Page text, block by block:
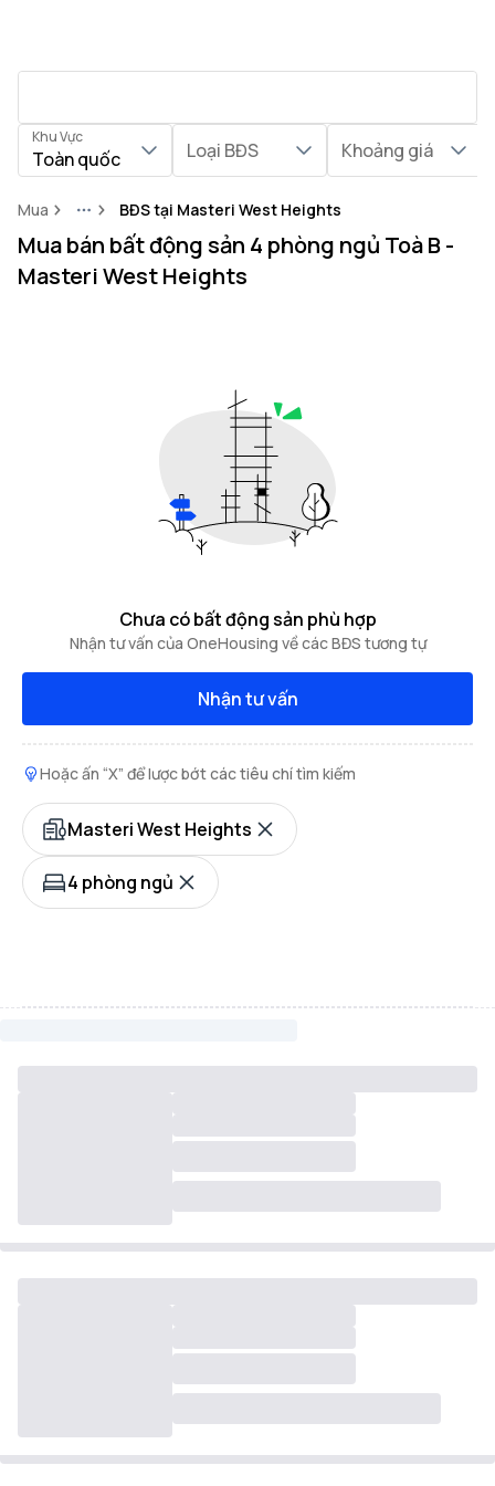
Khu Vực
Toàn quốc Loại BĐS Khoảng giá
Mua MoreBĐS tại Masteri West Heights
Mua bán bất động sản 4 phòng ngủ Toà B -
Masteri West Heights
Chưa có bất động sản phù hợp
Nhận tư vấn của OneHousing về các BĐS tương tự
Nhận tư vấn
Hoặc ấn “X” để lược bớt các tiêu chí tìm kiếm
Masteri West Heights
4 phòng ngủ